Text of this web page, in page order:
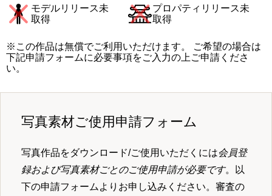
モデルリリース未
取得
プロパティリリース未
取得
※この作品は無償でご利用いただけます。 ご希望の場合は
下記申請フォームに必要事項をご入力の上ご申請くださ
い。
写真素材ご使用申請フォーム
写真作品をダウンロード/ご使用いただくには会員登
録および写真素材ごとのご使用申請が必要です。以
下の申請フォームよりお申し込みください。審査の